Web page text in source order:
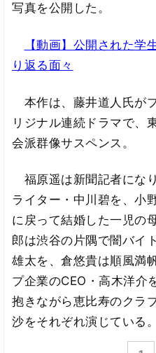
写真を公開した。
【動画】公開された学
り返る面々
本作は、藤井道人氏が
リジナル連続ドラマで、
会派群像サスペンス。
福原遥は新聞記者にな
ライター・中川碧を、小
に戻って結婚した一児の
郎は渋谷の片隅で闇バイ
雄太を、倉悠貴は順風満
プ企業のCEO・高木洋介
抱きながら恵比寿のクラ
沙をそれぞれ演じている。